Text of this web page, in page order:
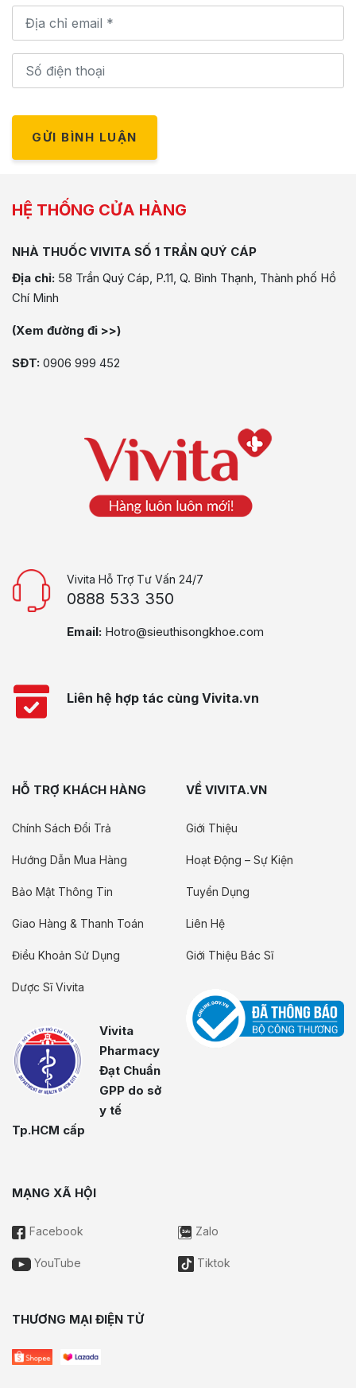
GỬI BÌNH LUẬN
HỆ THỐNG CỬA HÀNG
NHÀ THUỐC VIVITA SỐ 1 TRẦN QUÝ CÁP
Địa chỉ: 58 Trần Quý Cáp, P.11, Q. Bình Thạnh, Thành phố Hồ
Chí Minh
(Xem đường đi >>)
SĐT: 0906 999 452
Vivita Hỗ Trợ Tư Vấn 24/7
0888 533 350
Email: Hotro@sieuthisongkhoe.com
Liên hệ hợp tác cùng Vivita.vn
HỖ TRỢ KHÁCH HÀNG
Chính Sách Đổi Trả
Hướng Dẫn Mua Hàng
Bảo Mật Thông Tin
Giao Hàng & Thanh Toán
Điều Khoản Sử Dụng
Dược Sĩ Vivita
Vivita
Pharmacy
Đạt Chuẩn
GPP do sở
y tế
Tp.HCM cấp
VỀ VIVITA.VN
Giới Thiệu
Hoạt Động – Sự Kiện
Tuyển Dụng
Liên Hệ
Giới Thiệu Bác Sĩ
MẠNG XÃ HỘI
Facebook Zalo
YouTube Tiktok
THƯƠNG MẠI ĐIỆN TỬ